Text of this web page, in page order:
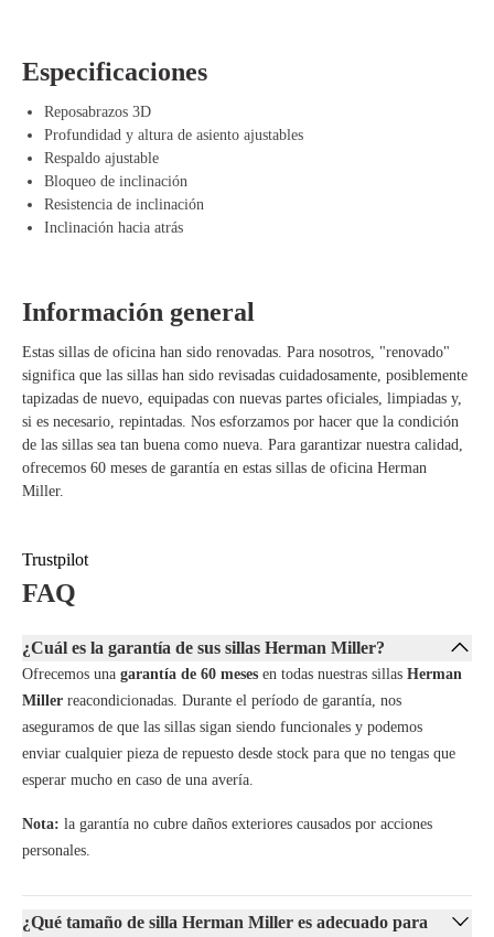
la presión sobre tu columna vertebral y caderas, lo que contribuye a una
Ventajas de Herman Miller Mirra Lightgrey
Diseño ergonómico: La silla se adapta a tu cuerpo y postura para el
soporte adecuado.
Sistema de suspensión AireWeave: Ofrece comodidad transpirable y
Duradera y ecológica: 42% de material reciclado, 96% reciclable y
Elegante y funcional: El acabado Lightgrey ofrece un aspecto
moderno para cualquier oficina o espacio de trabajo.
Especificaciones
Reposabrazos 3D
Profundidad y altura de asiento ajustables
Respaldo ajustable
Bloqueo de inclinación
Resistencia de inclinación
Inclinación hacia atrás
Información general
Estas sillas de oficina han sido renovadas. Para nosotros, "renovado"
significa que las sillas han sido revisadas cuidadosamente, posiblemente
tapizadas de nuevo, equipadas con nuevas partes oficiales, limpiadas y,
si es necesario, repintadas. Nos esforzamos por hacer que la condición
de las sillas sea tan buena como nueva. Para garantizar nuestra calidad,
ofrecemos 60 meses de garantía en estas sillas de oficina Herman
Miller.
Trustpilot
FAQ
¿Cuál es la garantía de sus sillas Herman Miller?
Ofrecemos una garantía de 60 meses en todas nuestras sillas Herman
Miller reacondicionadas. Durante el período de garantía, nos
aseguramos de que las sillas sigan siendo funcionales y podemos
enviar cualquier pieza de repuesto desde stock para que no tengas que
esperar mucho en caso de una avería.
Nota: la garantía no cubre daños exteriores causados por acciones
personales.
¿Qué tamaño de silla Herman Miller es adecuado para